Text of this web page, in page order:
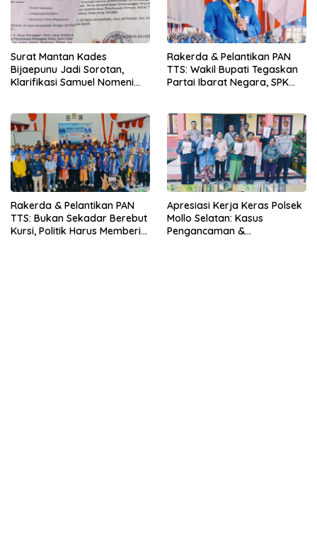
Surat Mantan Kades
Bijaepunu Jadi Sorotan,
Klarifikasi Samuel Nomeni
Rakerda & Pelantikan PAN
TTS: Wakil Bupati Tegaskan
Partai Ibarat Negara, SPK
Uang
Rakerda & Pelantikan PAN
TTS: Bukan Sekadar Berebut
Kursi, Politik Harus Memberi
Apresiasi Kerja Keras Polsek
Mollo Selatan: Kasus
Pengancaman &